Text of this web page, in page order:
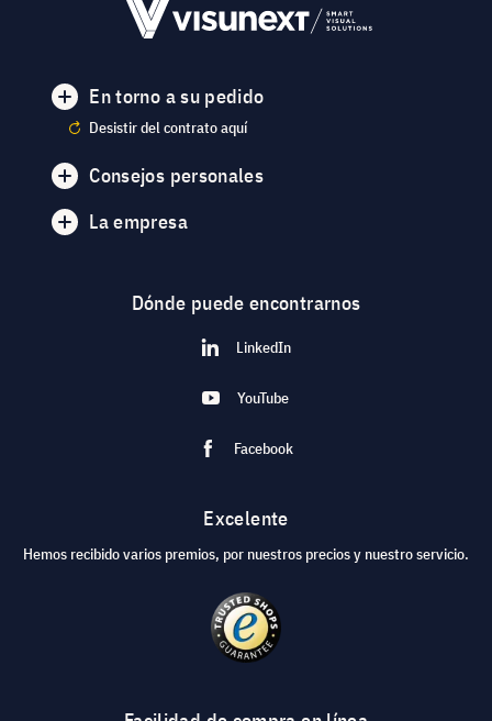
En torno a su pedido
Desistir del contrato aquí
Consejos personales
La empresa
Dónde puede encontrarnos
LinkedIn
YouTube
Facebook
Excelente
Hemos recibido varios premios, por nuestros precios y nuestro servicio.